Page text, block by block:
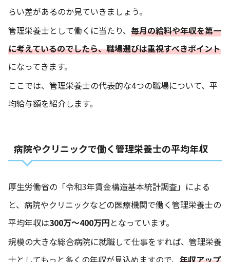
らい差があるのか見ていきましょう。
管理栄養士として働くに当たり、 毎月の給料や年収を第一
に考えているのでしたら、職場選びは重視すべきポイント
になってきます。
ここでは、管理栄養士の代表的な4つの職場について、平
均給与額を紹介します。
病院やクリニックで働く管理栄養士の平均年収
厚生労働省の 「令和3年賃金構造基本統計調査」 による
と、病院やクリニックなどの医療機関で働く管理栄養士の
平均年収は300万〜400万円となっています。
規模の大きな総合病院に就職して仕事をすれば、管理栄養
士としてもっと多くの年収が見込めますので、 年収アップ